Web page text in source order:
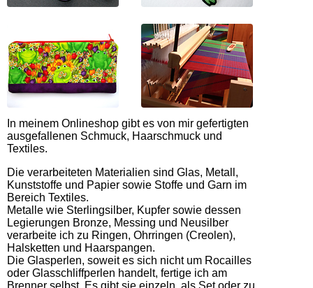
In meinem Onlineshop gibt es von mir gefertigten
ausgefallenen Schmuck, Haarschmuck und
Textiles.
Die verarbeiteten Materialien sind Glas, Metall,
Kunststoffe und Papier sowie Stoffe und Garn im
Bereich Textiles.
Metalle wie Sterlingsilber, Kupfer sowie dessen
Legierungen Bronze, Messing und Neusilber
verarbeite ich zu Ringen, Ohrringen (Creolen),
Halsketten und Haarspangen.
Die Glasperlen, soweit es sich nicht um Rocailles
oder Glasschliffperlen handelt, fertige ich am
Brenner selbst. Es gibt sie einzeln, als Set oder zu